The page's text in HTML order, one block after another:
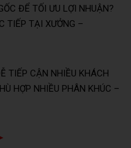
ĐỂ TỐI ƯU LỢI NHUẬN?
TIẾP TẠI XƯỞNG –
TIẾP CẬN NHIỀU KHÁCH
HỢP NHIỀU PHÂN KHÚC –